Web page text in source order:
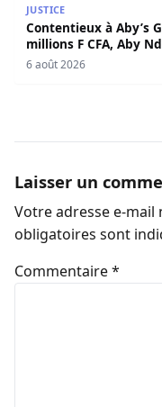
JUSTICE
Contentieux à Aby’s
millions F CFA, Aby
sociaux
6 août 2026
Laisser un
Votre adresse e-mail
obligatoires sont
Commentaire*